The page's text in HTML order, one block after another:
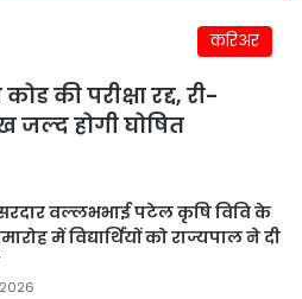
करिअर
की परीक्षा रद्द, री-
जल्द होगी घोषित
वल्लभभाई पटेल कृषि विवि के
में विद्यार्थियों को राज्यपाल ने दी